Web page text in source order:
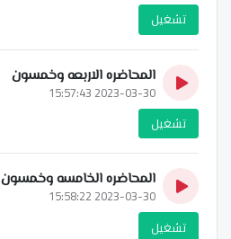
تشغيل
المحاضره الاربعه وخمسون
2023-03-30 15:57:43
تشغيل
المحاضره الخامسه وخمسون
2023-03-30 15:58:22
تشغيل